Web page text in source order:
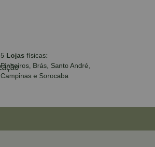
5 Lojas físicas:
Pinheiros, Brás, Santo André,
Campinas e Sorocaba